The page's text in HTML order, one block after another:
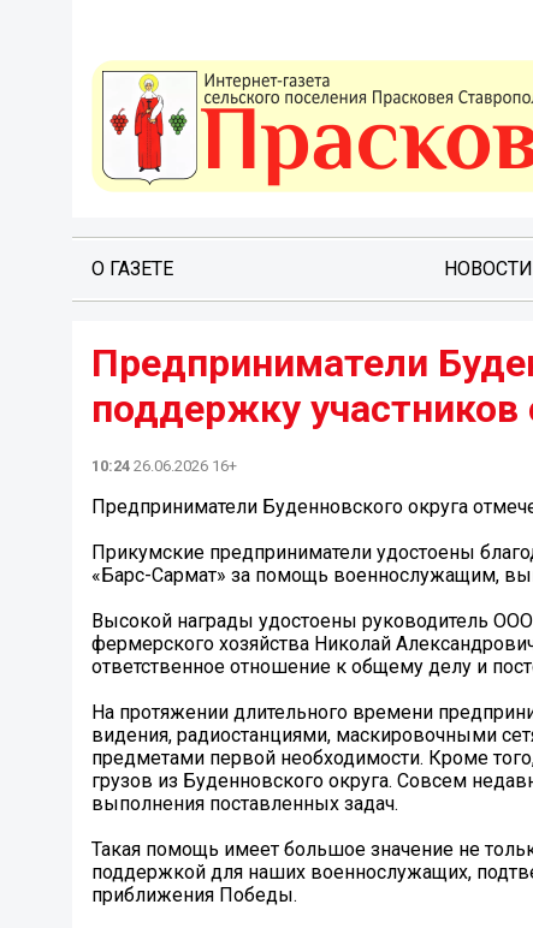
О ГАЗЕТЕ НОВОСТИ
Предприниматели
поддержку
10:24 26.06.2026 16+
Предприниматели Буденновского округа
Прикумские предприниматели удостоены
«Барс-Сармат» за помощь военнослужащим,
Высокой награды удостоены руководитель
фермерского хозяйства Николай
ответственное отношение к общему делу и
На протяжении длительного времени
видения, радиостанциями, маскировочными
предметами первой необходимости. Кроме
грузов из Буденновского округа. Совсем
выполнения поставленных задач.
Такая помощь имеет большое значение не
поддержкой для наших военнослужащих,
приближения Победы.